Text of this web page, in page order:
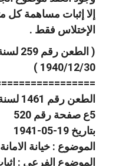
إلا إثبات مساهمة كل
الإختلاس فقط .
1940/12/30 )
5ع صفحة رقم 520
بتاريخ 19-05-1941
الموضوع : خيانة الامانة
الموضوع الفرعي :